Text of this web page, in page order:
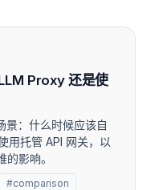
Proxy 还是使
景：什么时候应该自
用托管 API 网关，以
影响。
#comparison